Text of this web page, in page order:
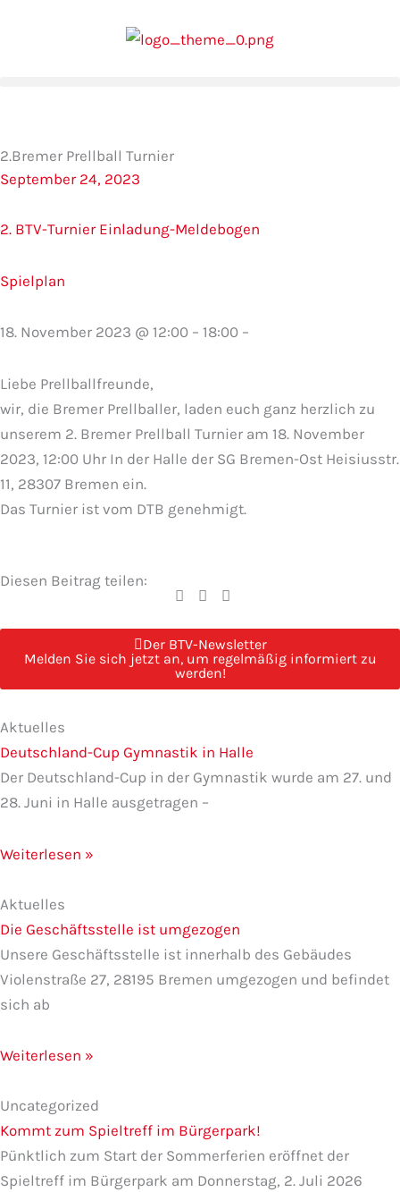
2.Bremer Prellball Turnier
September 24, 2023
2. BTV-Turnier Einladung-Meldebogen
Spielplan
18. November 2023 @ 12:00 – 18:00 –
Liebe Prellballfreunde,
wir, die Bremer Prellballer, laden euch ganz herzlich zu
unserem 2. Bremer Prellball Turnier am 18. November
2023, 12:00 Uhr In der Halle der SG Bremen-Ost Heisiusstr.
11, 28307 Bremen ein.
Das Turnier ist vom DTB genehmigt.
Diesen Beitrag teilen:
Der BTV-Newsletter
Melden Sie sich jetzt an, um regelmäßig informiert zu
werden!
Aktuelles
Deutschland-Cup Gymnastik in Halle
Der Deutschland-Cup in der Gymnastik wurde am 27. und
28. Juni in Halle ausgetragen –
Weiterlesen »
Aktuelles
Die Geschäftsstelle ist umgezogen
Unsere Geschäftsstelle ist innerhalb des Gebäudes
Violenstraße 27, 28195 Bremen umgezogen und befindet
sich ab
Weiterlesen »
Uncategorized
Kommt zum Spieltreff im Bürgerpark!
Pünktlich zum Start der Sommerferien eröffnet der
Spieltreff im Bürgerpark am Donnerstag, 2. Juli 2026